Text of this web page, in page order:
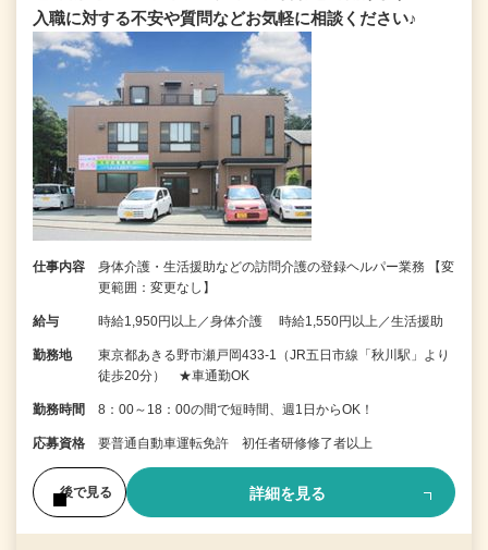
入職に対する不安や質問などお気軽に相談ください♪
仕事内容
身体介護・生活援助などの訪問介護の登録ヘルパー業務 【変
更範囲：変更なし】
給与 時給1,950円以上／身体介護 時給1,550円以上／生活援助
勤務地
東京都あきる野市瀬戸岡433-1（JR五日市線「秋川駅」より
徒歩20分） ★車通勤OK
勤務時間 8：00～18：00の間で短時間、週1日からOK！
応募資格 要普通自動車運転免許 初任者研修修了者以上
後で見る 詳細を見る